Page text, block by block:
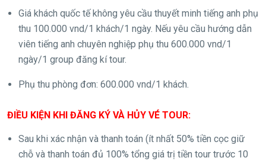
Giá khách quốc tế không yêu cầu thuyết minh tiếng anh phụ
thu 100.000 vnd/1 khách/1 ngày. Nếu yêu cầu hướng dẫn
viên tiếng anh chuyên nghiệp phụ thu 600.000 vnd/1
ngày/1 group đăng kí tour.
Phụ thu phòng đơn: 600.000 vnd/1 khách.
ĐIỀU KIỆN KHI ĐĂNG KÝ VÀ HỦY VÉ TOUR:
Sau khi xác nhận và thanh toán (ít nhất 50% tiền cọc giữ
chỗ và thanh toán đủ 100% tổng giá trị tiền tour trước 10